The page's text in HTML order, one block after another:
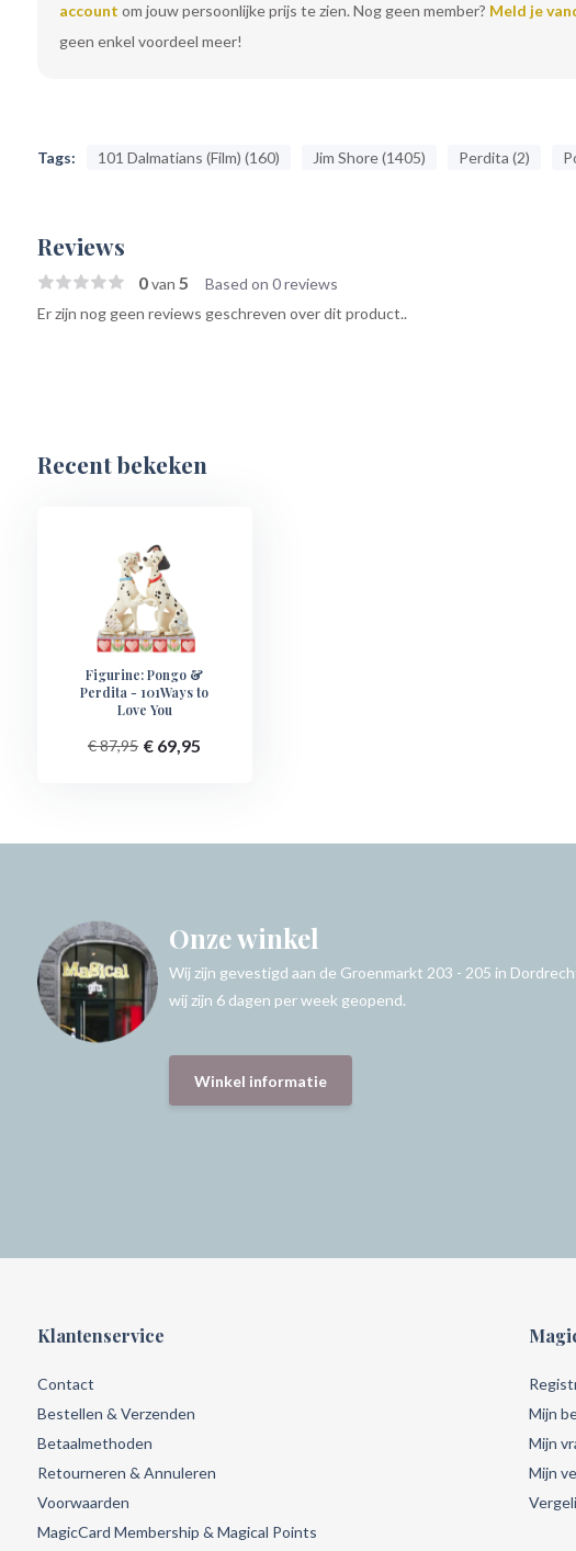
account om jouw persoonlijke prijs te zien. Nog geen member? Meld je
geen enkel voordeel meer!
Tags: 101 Dalmatians (Film) (160) Jim Shore (1405) Perdita (2)
Reviews
0van 5 Based on 0 reviews
Er zijn nog geen reviews geschreven over dit product..
Recent bekeken
Figurine: Pongo &
Perdita - 101Ways to
Love You
€ 87,95 € 69,95
Onze winkel
Wij zijn gevestigd aan de Groenmarkt 203 - 205 in
wij zijn 6 dagen per week geopend.
Winkel informatie
Klantenservice
Contact
Bestellen & Verzenden
Betaalmethoden
Retourneren & Annuleren
Voorwaarden
MagicCard Membership & Magical Points
Mijn
Mijn
Mijn